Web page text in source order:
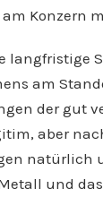
am Konzern
langfristige
am
der gut
aber
natürlich
und